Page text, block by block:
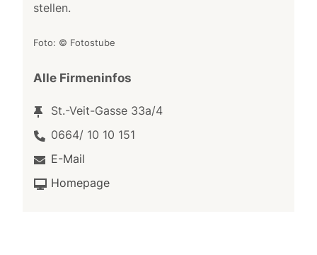
stellen.
Foto: © Fotostube
Alle Firmeninfos
St.-Veit-Gasse 33a/4
0664/ 10 10 151
E-Mail
Homepage